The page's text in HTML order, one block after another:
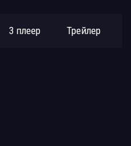
3 плеер Трейлер